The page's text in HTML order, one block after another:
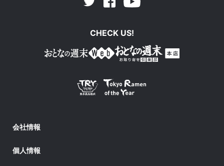
Twitter
CHECK US!
会社情報
個人情報